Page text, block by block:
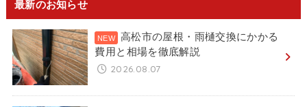
最新のお知らせ
高松市の屋根・雨樋交換にかかる
費用と相場を徹底解説
2026.08.07